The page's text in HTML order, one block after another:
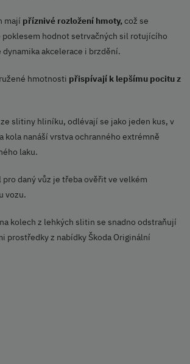
mají příznivé rozložení hmoty,což se
hodnot setrvačných sil rotujícího
akcelerace i brzdění.
hmotnosti přispívají k lepšímu pocitu z
slitiny hliníku, odlévají se jako jeden kus, v
kola nanáší vrstva ochranného extrémně
laku.
daný vůz je třeba ověřit ve velkém
vozu.
kolech z lehkých slitin se snadno odstraňují
prostředky z nabídky Škoda Originální